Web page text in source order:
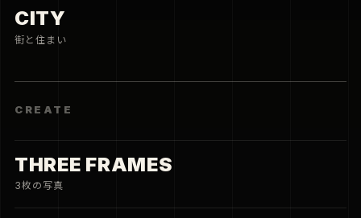
CITY
街と住まい
CREATE
THREE FRAMES
3枚の写真